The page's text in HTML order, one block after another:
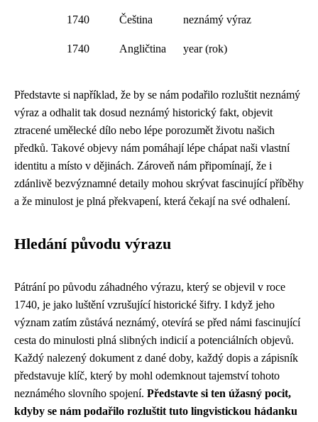
1740 Čeština neznámý výraz
1740 Angličtina year (rok)
Představte si například, že by se nám podařilo rozluštit neznámý
výraz a odhalit tak dosud neznámý historický fakt, objevit
ztracené umělecké dílo nebo lépe porozumět životu našich
předků. Takové objevy nám pomáhají lépe chápat naši vlastní
identitu a místo v dějinách. Zároveň nám připomínají, že i
zdánlivě bezvýznamné detaily mohou skrývat fascinující příběhy
a že minulost je plná překvapení, která čekají na své odhalení.
Hledání původu výrazu
Pátrání po původu záhadného výrazu, který se objevil v roce
1740, je jako luštění vzrušující historické šifry. I když jeho
význam zatím zůstává neznámý, otevírá se před námi fascinující
cesta do minulosti plná slibných indicií a potenciálních objevů.
Každý nalezený dokument z dané doby, každý dopis a zápisník
představuje klíč, který by mohl odemknout tajemství tohoto
neznámého slovního spojení. Představte si ten úžasný pocit,
kdyby se nám podařilo rozluštit tuto lingvistickou hádanku